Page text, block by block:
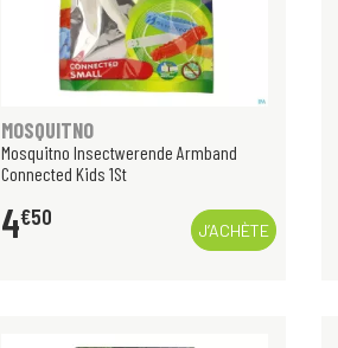
MOSQUITNO
Mosquitno Insectwerende Armband
Connected Kids 1St
4€50
J’ACHÈTE